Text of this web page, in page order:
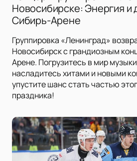
Новосибирске: Энергия и
Сибирь-Арене
Группировка «Ленинград»
Новосибирск с грандиозным
Арене. Погрузитесь в мир
насладитесь хитами и новыми
упустите шанс стать частью
праздника!